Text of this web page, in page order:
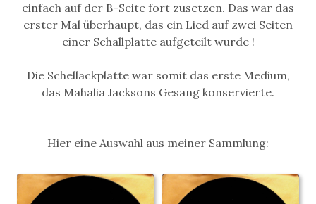
einfach auf der B-Seite fort zusetzen. Das war das
erster Mal überhaupt, das ein Lied auf zwei Seiten
einer Schallplatte aufgeteilt wurde !
Die Schellackplatte war somit das erste Medium,
das Mahalia Jacksons Gesang konservierte.
Hier eine Auswahl aus meiner Sammlung: